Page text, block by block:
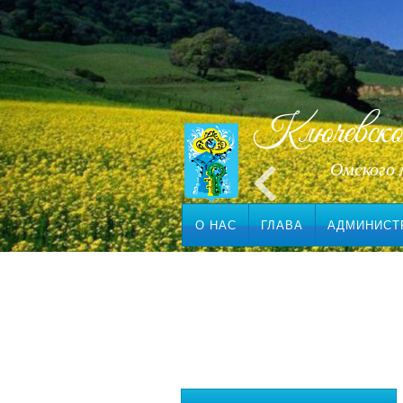
Омского
О НАС ГЛАВА